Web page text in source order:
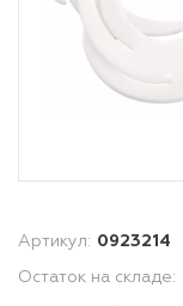
Артикул: 0923214
Остаток на складе: